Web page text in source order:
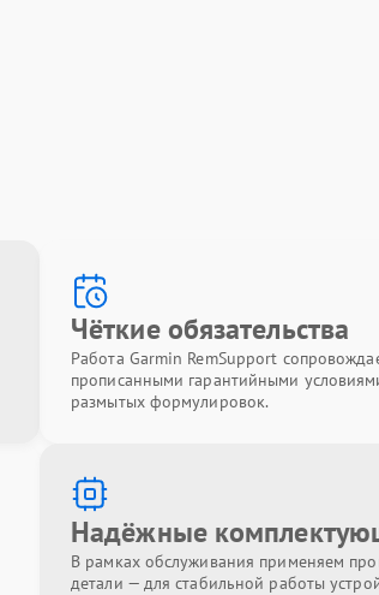
Чёткие обязательства
Работа Garmin RemSupport
прописанными гарантийными
размытых формулировок.
Надёжные
В рамках обслуживания применяем
детали — для стабильной работы